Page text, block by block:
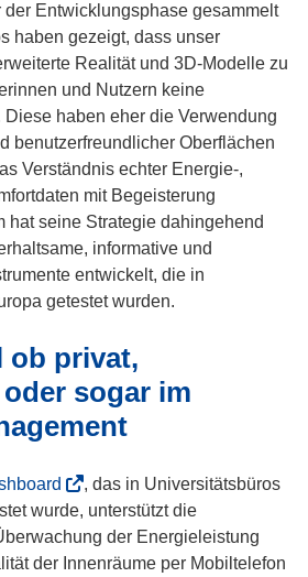
e
t
i
n
n
e
u
e
m
F
e
n
t
r
)
Entwicklungsphase gesammelt
haben gezeigt, dass unser
Realität und 3D-Modelle zu
und Nutzern keine
haben eher die Verwendung
benutzerfreundlicher Oberflächen
Verständnis echter Energie-,
mit Begeisterung
hat seine Strategie dahingehend
informative und
entwickelt, die in
getestet wurden.
ob privat,
sogar im
ö
f
f
, das in Universitätsbüros
wurde, unterstützt die
der Energieleistung
der Innenräume per Mobiltelefon